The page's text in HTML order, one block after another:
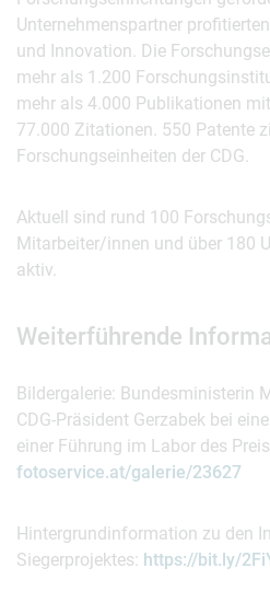
Unternehmenspartner
und Innovation. Die
mehr als 1.200
mehr als 4.000 Publikationen
77.000 Zitationen. 550 Patente
Forschungseinheiten der CDG.
Aktuell sind rund 100
Mitarbeiter/innen und über 180
aktiv.
Weiterführende
Bildergalerie: Bundesministerin
CDG-Präsident Gerzabek bei
einer Führung im Labor des
fotoservice.at/galerie/23627
Hintergrundinformation zu den
Siegerprojektes: https://bit.ly/